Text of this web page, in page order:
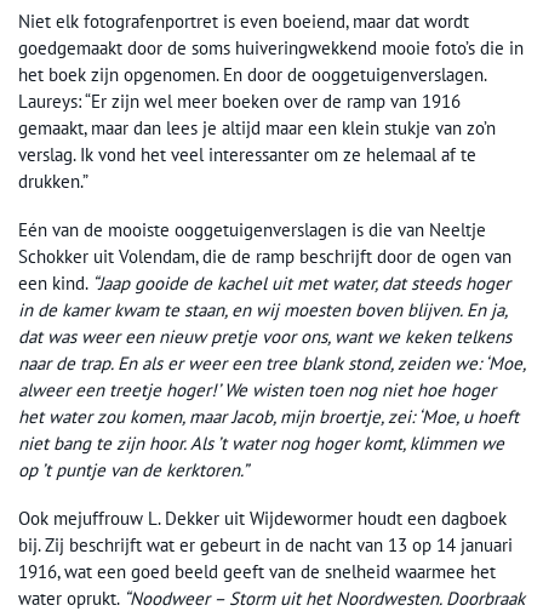
Niet elk fotografenportret is even boeiend, maar dat wordt
goedgemaakt door de soms huiveringwekkend mooie foto’s die in
het boek zijn opgenomen. En door de ooggetuigenverslagen.
Laureys: “Er zijn wel meer boeken over de ramp van 1916
gemaakt, maar dan lees je altijd maar een klein stukje van zo’n
verslag. Ik vond het veel interessanter om ze helemaal af te
drukken.”
Eén van de mooiste ooggetuigenverslagen is die van Neeltje
Schokker uit Volendam, die de ramp beschrijft door de ogen van
een kind. “Jaap gooide de kachel uit met water, dat steeds hoger
in de kamer kwam te staan, en wij moesten boven blijven. En ja,
dat was weer een nieuw pretje voor ons, want we keken telkens
naar de trap. En als er weer een tree blank stond, zeiden we: ‘Moe,
alweer een treetje hoger!’ We wisten toen nog niet hoe hoger
het water zou komen, maar Jacob, mijn broertje, zei: ‘Moe, u hoeft
niet bang te zijn hoor. Als ’t water nog hoger komt, klimmen we
op ’t puntje van de kerktoren.”
Ook mejuffrouw L. Dekker uit Wijdewormer houdt een dagboek
bij. Zij beschrijft wat er gebeurt in de nacht van 13 op 14 januari
1916, wat een goed beeld geeft van de snelheid waarmee het
water oprukt. “Noodweer – Storm uit het Noordwesten. Doorbraak